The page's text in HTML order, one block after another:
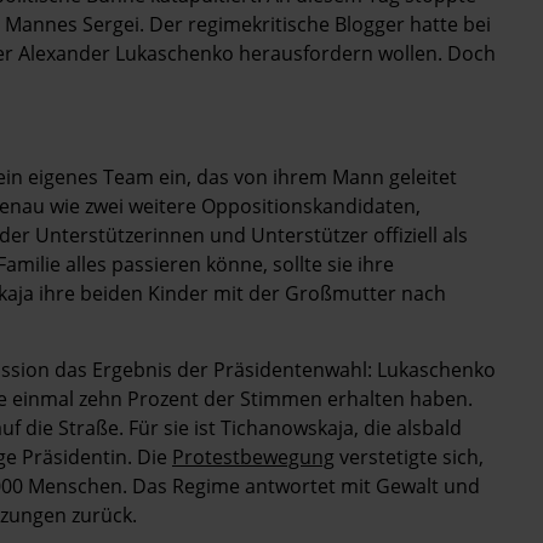
Sergei. Der regimekritische Blogger hatte bei
Alexander Lukaschenko herausfordern wollen. Doch
eigenes Team ein, das von ihrem Mann geleitet
wie zwei weitere Oppositionskandidaten,
Unterstützerinnen und Unterstützer offiziell als
alles ­passieren könne, sollte sie ihre
ihre beiden Kinder mit der Großmutter nach
das Ergebnis der Präsidentenwahl: Lukaschenko
zehn Prozent der Stimmen erhalten haben.
die Straße. Für sie ist Tichanowskaja, die alsbald
Präsidentin. Die Protestbewegung verstetigte sich,
Menschen. Das Regime antwortet mit Gewalt und
zurück.